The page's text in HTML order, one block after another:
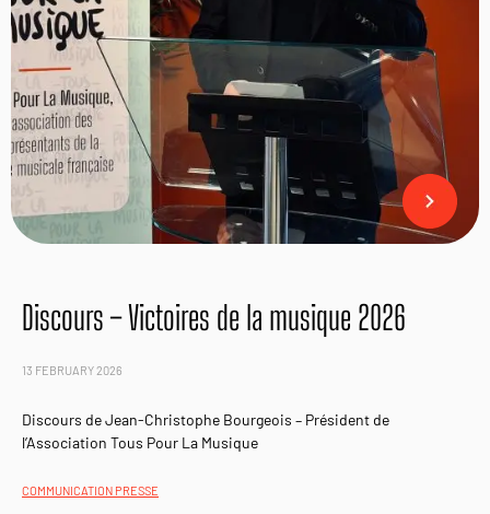
Discours – Victoires de la musique 2026
13 FEBRUARY 2026
Discours de Jean-Christophe Bourgeois – Président de
l’Association Tous Pour La Musique
COMMUNICATION PRESSE